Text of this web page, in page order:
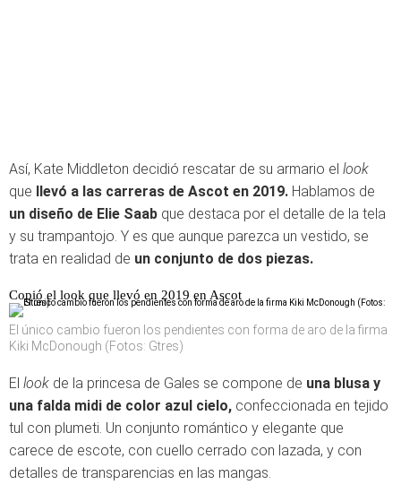
Así, Kate Middleton decidió rescatar de su armario el look
que llevó a las carreras de Ascot en 2019. Hablamos de
un diseño de Elie Saab que destaca por el detalle de la tela
y su trampantojo. Y es que aunque parezca un vestido, se
trata en realidad de un conjunto de dos piezas.
Copió el look que llevó en 2019 en Ascot
El único cambio fueron los pendientes con forma de aro de la firma
Kiki McDonough (Fotos: Gtres)
El look de la princesa de Gales se compone de una blusa y
una falda midi de color azul cielo, confeccionada en tejido
tul con plumeti. Un conjunto romántico y elegante que
carece de escote, con cuello cerrado con lazada, y con
detalles de transparencias en las mangas.